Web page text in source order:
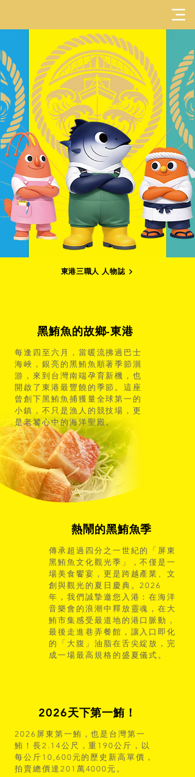
熱鬧的黑鮪魚季
2026天下第一鮪！
2026屏東第一鮪，也是台灣第一
鮪！長2.14公尺，重190公斤，以
每公斤10,600元的歷史新高單價，
拍賣總價達201萬4000元。​
傳承超過四分之一世紀的「屏東
黑鮪魚文化觀光季」，不僅是一
場美食饗宴，更是跨越產業、文
創與觀光的夏日慶典。2026
年，我們誠摯邀您入港：在海洋
音樂會的浪潮中釋放靈魂，在大
鮪市集感受最道地的港口脈動，
最後走進巷弄餐館，讓入口即化
的「大腹」油脂在舌尖綻放，完
成一場最高規格的盛夏儀式。
每逢四至六月，當暖流拂過巴士
海峽，銀亮的黑鮪魚順著季節洄
游，來到台灣南端孕育新機，也
開啟了東港最豐饒的季節。這座
曾創下黑鮪魚捕獲量全球第一的
小鎮，不只是漁人的競技場，更
是老饕心中的海洋聖殿。
​黑鮪魚的故鄉-東港
東港三職人 人物誌